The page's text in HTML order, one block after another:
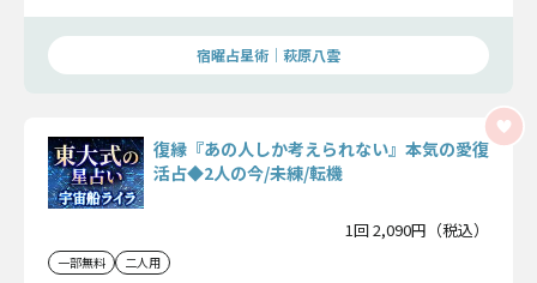
宿曜占星術│萩原八雲
復縁『あの人しか考えられない』本気の愛復
活占◆2人の今/未練/転機
1回 2,090円（税込）
一部無料 二人用